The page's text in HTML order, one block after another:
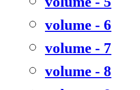
volume - 6
volume - 7
volume - 8